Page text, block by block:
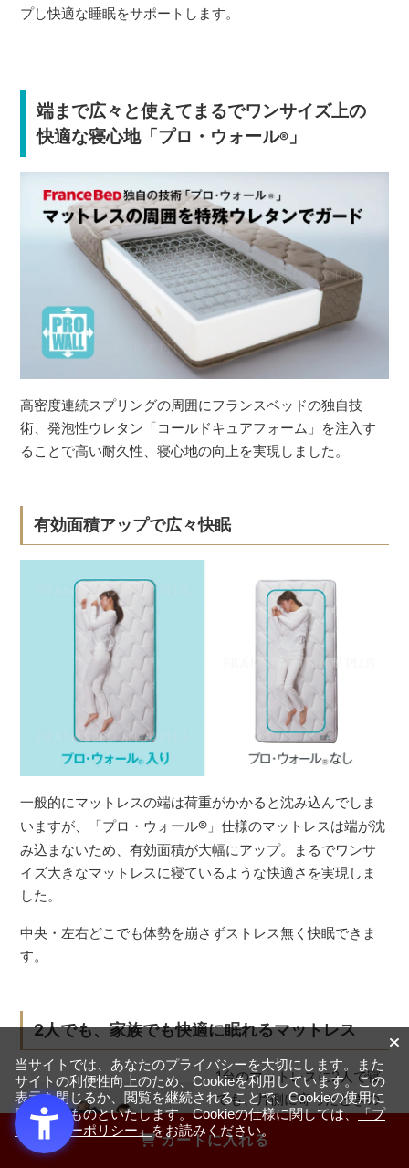
カートに入れる
プし快適な睡眠をサポートします。
端まで広々と使えてまるでワンサイズ上の
快適な寝心地「プロ・ウォール®」
高密度連続スプリングの周囲にフランスベッドの独自技
術、発泡性ウレタン「コールドキュアフォーム」を注入す
ることで高い耐久性、寝心地の向上を実現しました。
有効面積アップで広々快眠
一般的にマットレスの端は荷重がかかると沈み込んでしま
いますが、「プロ・ウォール® 」仕様のマットレスは端が沈
み込まないため、有効面積が大幅にアップ。まるでワンサ
イズ大きなマットレスに寝ているような快適さを実現しま
した。
中央・左右どこでも体勢を崩さずストレス無く快眠できま
す。
2人でも、家族でも快適に眠れるマットレス
1台のマットレスに2人で寝
ても、片側に寄ったときの
沈み込みが少なく、相手の
寝返りによる不快な横揺れ
当サイトでは、あなたのプライバシーを大切にします。また
サイトの利便性向上のため、Cookieを利用しています。この
表示を閉じるか、閲覧を継続されることで、Cookieの使用に
同意するものといたします。Cookieの仕様に関しては、「プ
ライバシーポリシー」をお読みください。